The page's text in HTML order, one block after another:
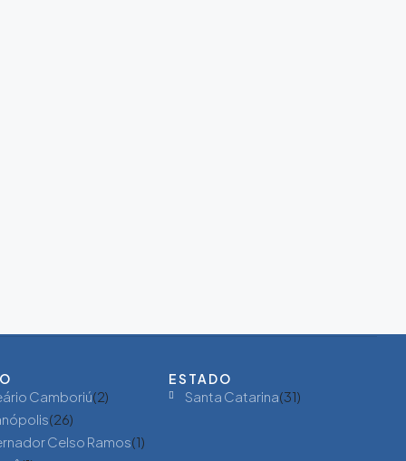
Camboriú(2)
(26)
Celso Ramos(1)
ESTADO
Santa Catarina(31)